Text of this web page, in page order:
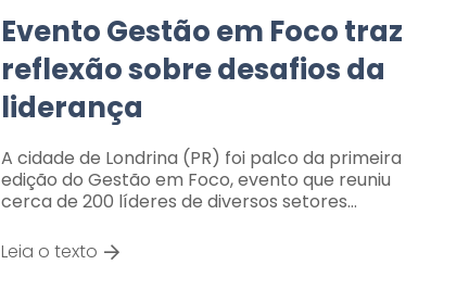
Evento Gestão em Foco traz
reflexão sobre desafios da
liderança
A cidade de Londrina (PR) foi palco da primeira
edição do Gestão em Foco, evento que reuniu
cerca de 200 líderes de diversos setores…
Leia o texto